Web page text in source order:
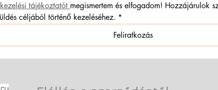
tájékoztatót megismertem és elfogadom! Hozzájárulok
céljából történő kezeléséhez. *
Feliratkozás